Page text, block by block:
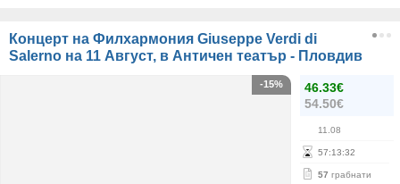
Концерт на Филхармония Giuseppe Verdi di
Salerno на 11 Август, в Античен театър - Пловдив
46.33€
54.50€
11.08
57:13:32
57 грабнати
-15%